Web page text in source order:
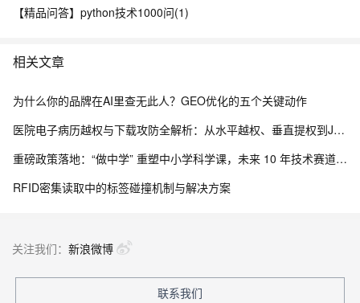
【精品问答】python技术1000问(1)
相关文章
为什么你的品牌在AI里查无此人？GEO优化的五个关键动作
医院电子病历越权与下载攻防全解析：从水平越权、垂直提权到JWT防线与目录穿越
重磅政策落地：“做中学” 重塑中小学科学课，未来 10 年技术赛道彻底变天
RFID密集读取中的标签碰撞机制与解决方案
关注我们： 新浪微博
联系我们